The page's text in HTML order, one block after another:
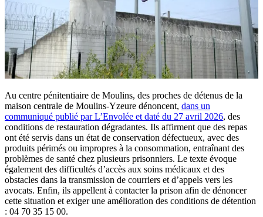
Au centre pénitentiaire de Moulins, des proches de détenus de la
maison centrale de Moulins-Yzeure dénoncent, dans un
communiqué publié par L’Envolée et daté du 27 avril 2026, des
conditions de restauration dégradantes. Ils affirment que des repas
ont été servis dans un état de conservation défectueux, avec des
produits périmés ou impropres à la consommation, entraînant des
problèmes de santé chez plusieurs prisonniers. Le texte évoque
également des difficultés d’accès aux soins médicaux et des
obstacles dans la transmission de courriers et d’appels vers les
avocats. Enfin, ils appellent à contacter la prison afin de dénoncer
cette situation et exiger une amélioration des conditions de détention
: 04 70 35 15 00.